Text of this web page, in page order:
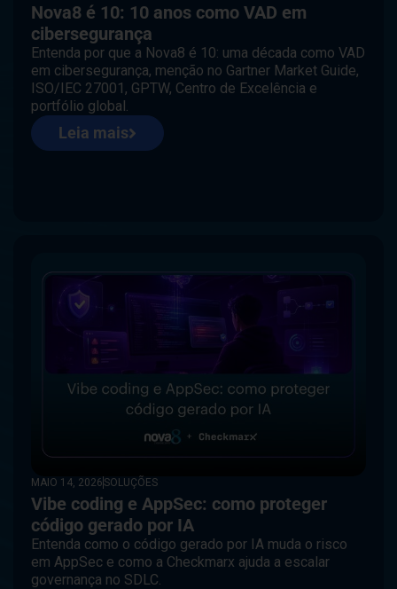
Nova8 é 10: 10 anos como VAD em
cibersegurança
Entenda por que a Nova8 é 10: uma década como VAD
em cibersegurança, menção no Gartner Market Guide,
ISO/IEC 27001, GPTW, Centro de Excelência e
portfólio global.
Leia mais
MAIO 14, 2026 SOLUÇÕES
Vibe coding e AppSec: como proteger
código gerado por IA
Entenda como o código gerado por IA muda o risco
em AppSec e como a Checkmarx ajuda a escalar
governança no SDLC.